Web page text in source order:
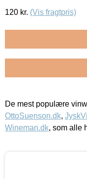
120 kr. (Vis fragtpris)
De mest populære
OttoSuenson.dk,
Wineman.dk, som alle